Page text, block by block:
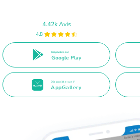
4.42k Avis
4.8
Disponible sur
Google Play
Disponible sur l'
AppGallery